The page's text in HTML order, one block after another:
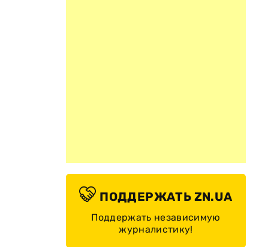
ПОДДЕРЖАТЬ ZN.UA
Поддержать независимую
журналистику!